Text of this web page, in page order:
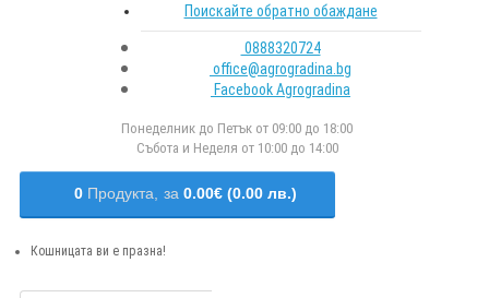
Поискайте обратно обаждане
0888320724
office@agrogradina.bg
Facebook Agrogradina
Понеделник до Петък от 09:00 до 18:00
Събота и Неделя от 10:00 до 14:00
0 Продукта, за 0.00€ (0.00 лв.)
Кошницата ви е празна!